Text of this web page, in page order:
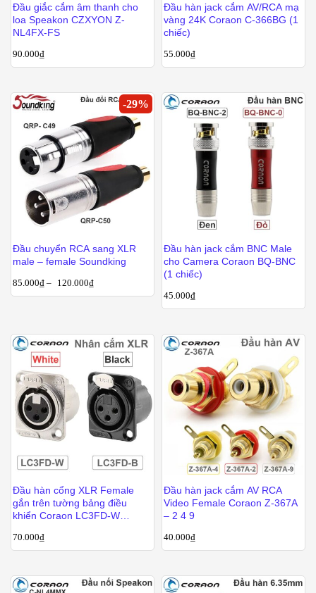
Đầu giắc cắm âm thanh cho
loa Speakon CZXYON Z-
NL4FX-FS
90.000₫
Đầu hàn jack cắm AV/RCA mạ
vàng 24K Coraon C-366BG (1
chiếc)
55.000₫
-29%
Đầu chuyển RCA sang XLR
male – female Soundking
85.000₫ – 120.000₫
Đầu hàn jack cắm BNC Male
cho Camera Coraon BQ-BNC
(1 chiếc)
45.000₫
Đầu hàn cổng XLR Female
gắn trên tường bảng điều
khiển Coraon LC3FD-W
70.000₫
Đầu hàn jack cắm AV RCA
Video Female Coraon Z-367A
– 2 4 9
40.000₫